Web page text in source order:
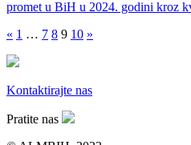
promet u BiH u 2024. godini kroz
« 1 … 7 8 9 10 »
Kontaktirajte nas
Pratite nas